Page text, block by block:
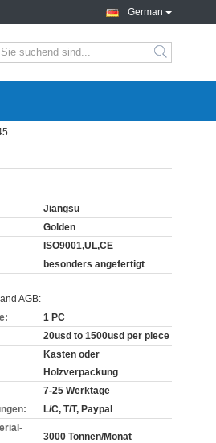
German
Jiangsu
Golden
ISO9001,UL,CE
besonders angefertigt
AGB:
1 PC
20usd to 1500usd per piece
Kasten oder
Holzverpackung
7-25 Werktage
L/C, T/T, Paypal
3000 Tonnen/Monat